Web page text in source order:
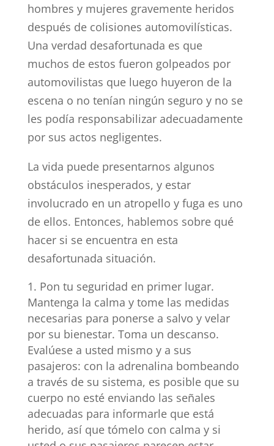
hombres y mujeres gravemente heridos
después de colisiones automovilísticas.
Una verdad desafortunada es que
muchos de estos fueron golpeados por
automovilistas que luego huyeron de la
escena o no tenían ningún seguro y no se
les podía responsabilizar adecuadamente
por sus actos negligentes.
La vida puede presentarnos algunos
obstáculos inesperados, y estar
involucrado en un atropello y fuga es uno
de ellos. Entonces, hablemos sobre qué
hacer si se encuentra en esta
desafortunada situación.
Pon tu seguridad en primer lugar.
Mantenga la calma y tome las medidas
necesarias para ponerse a salvo y velar
por su bienestar. Toma un descanso.
Evalúese a usted mismo y a sus
pasajeros: con la adrenalina bombeando
a través de su sistema, es posible que su
cuerpo no esté enviando las señales
adecuadas para informarle que está
herido, así que tómelo con calma y si